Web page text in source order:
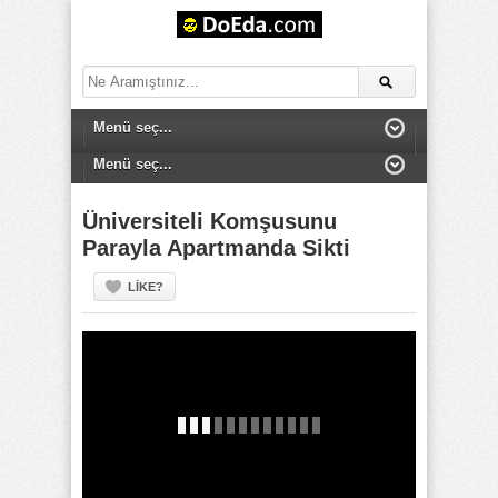
Üniversiteli Komşusunu
Parayla Apartmanda Sikti
LIKE?